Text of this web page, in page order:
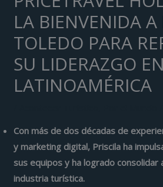
LA BIENVENIDA A
TOLEDO PARA
SU LIDERAZGO EN
LATINOAMÉRICA
Con más de dos décadas de
y marketing digital, Priscila ha
sus equipos y ha logrado consolidar
industria turística.